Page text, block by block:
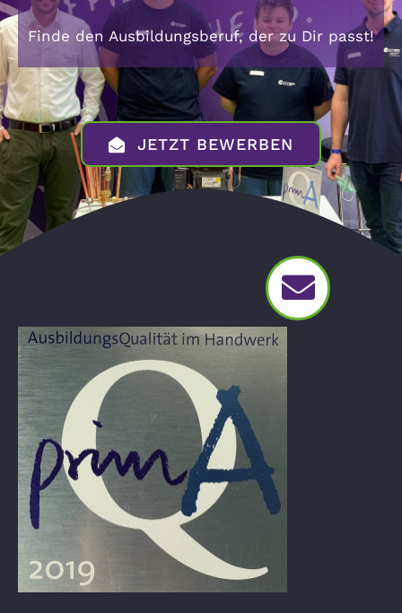
Finde den Ausbildungsberuf, der zu Dir passt!
JETZT BEWERBEN